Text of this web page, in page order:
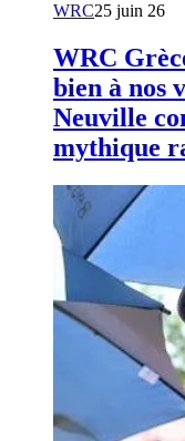
WRC25 juin 26
WRC
bien à nos
Neuville
mythique